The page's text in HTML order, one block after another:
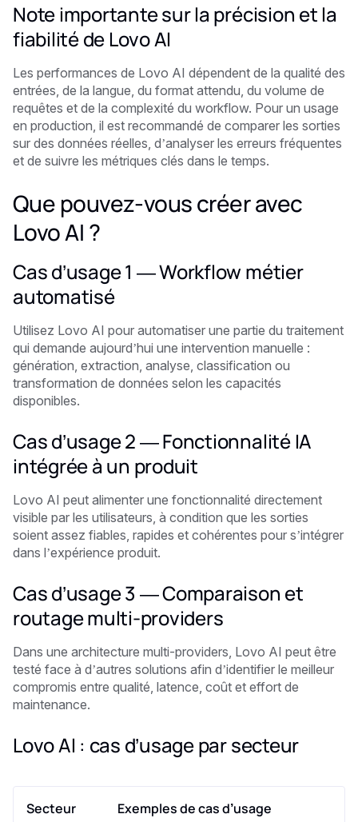
Note importante sur la précision et la
fiabilité de Lovo AI
Les performances de Lovo AI dépendent de la qualité des
entrées, de la langue, du format attendu, du volume de
requêtes et de la complexité du workflow. Pour un usage
en production, il est recommandé de comparer les sorties
sur des données réelles, d’analyser les erreurs fréquentes
et de suivre les métriques clés dans le temps.
Que pouvez-vous créer avec
Lovo AI ?
Cas d’usage 1 — Workflow métier
automatisé
Utilisez Lovo AI pour automatiser une partie du traitement
qui demande aujourd’hui une intervention manuelle :
génération, extraction, analyse, classification ou
transformation de données selon les capacités
disponibles.
Cas d’usage 2 — Fonctionnalité IA
intégrée à un produit
Lovo AI peut alimenter une fonctionnalité directement
visible par les utilisateurs, à condition que les sorties
soient assez fiables, rapides et cohérentes pour s’intégrer
dans l’expérience produit.
Cas d’usage 3 — Comparaison et
routage multi-providers
Dans une architecture multi-providers, Lovo AI peut être
testé face à d’autres solutions afin d’identifier le meilleur
compromis entre qualité, latence, coût et effort de
maintenance.
Lovo AI : cas d’usage par secteur
Secteur Exemples de cas d’usage